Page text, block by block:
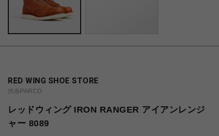
RED WING SHOE STORE
渋谷PARCO
レッドウィング IRON RANGER アイアンレンジ
ャー 8089